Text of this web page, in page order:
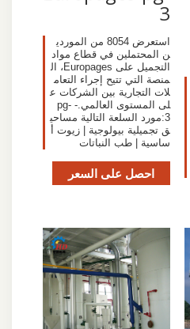
3
استعرض 8054 من الموردي
ن المحتملين في قطاع مواد
التجميل على Europages، ال
منصة التي تتيح إجراء التعام
لات التجارية بين الشركات ع
لى المستوى العالمي.- pg-
3:مورد السلعة التالية مساحي
ق تجميلية بيولوجية | زيوت أ
ساسية | طب النباتات
احصل على السعر